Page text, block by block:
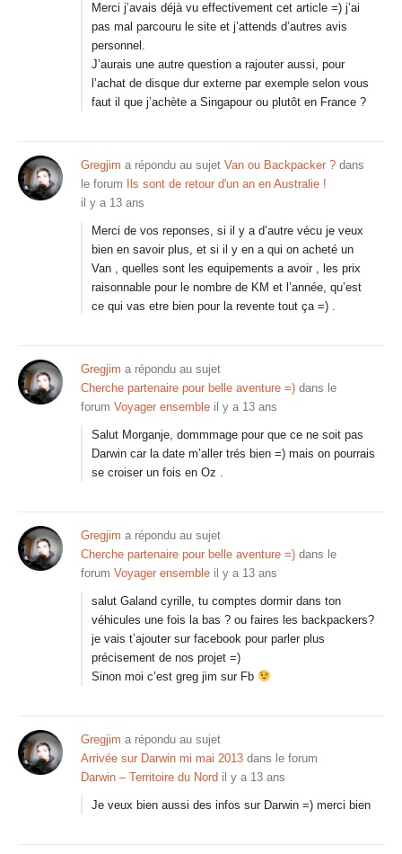
Merci j’avais déjà vu effectivement cet article =) j’ai
pas mal parcouru le site et j’attends d’autres avis
personnel.
J’aurais une autre question a rajouter aussi, pour
l’achat de disque dur externe par exemple selon vous
faut il que j’achète a Singapour ou plutôt en France ?
Gregjim a répondu au sujet Van ou Backpacker ? dans
le forum
Ils sont de retour d'un an en Australie !
il y a 13 ans
Merci de vos reponses, si il y a d’autre vécu je veux
bien en savoir plus, et si il y en a qui on acheté un
Van , quelles sont les equipements a avoir , les prix
raisonnable pour le nombre de KM et l’année, qu’est
ce qui vas etre bien pour la revente tout ça =) .
Gregjim a répondu au sujet
Cherche partenaire pour belle aventure =) dans le
forum Voyager ensemble il y a 13 ans
Salut Morganje, dommmage pour que ce ne soit pas
Darwin car la date m’aller trés bien =) mais on pourrais
se croiser un fois en Oz .
Gregjim a répondu au sujet
Cherche partenaire pour belle aventure =) dans le
forum Voyager ensemble il y a 13 ans
salut Galand cyrille, tu comptes dormir dans ton
véhicules une fois la bas ? ou faires les backpackers?
je vais t’ajouter sur facebook pour parler plus
précisement de nos projet =)
Sinon moi c’est greg jim sur Fb
Gregjim a répondu au sujet
Arrivée sur Darwin mi mai 2013 dans le forum
Darwin – Territoire du Nord il y a 13 ans
Je veux bien aussi des infos sur Darwin =) merci bien